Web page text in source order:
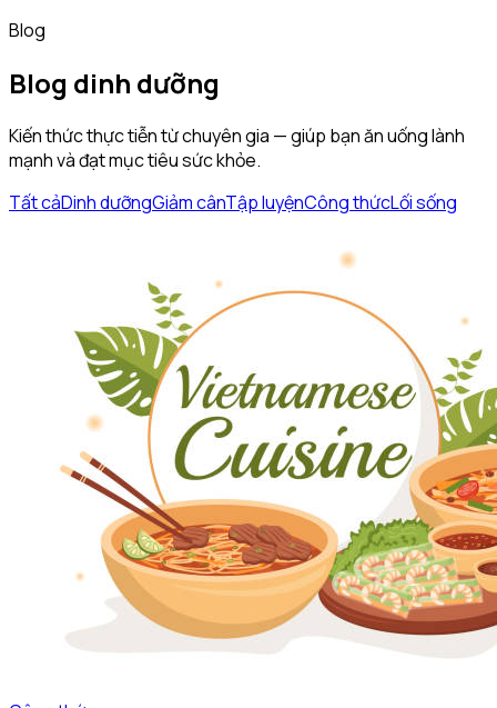
Blog
Blog dinh dưỡng
Kiến thức thực tiễn từ chuyên gia — giúp bạn ăn uống lành
mạnh và đạt mục tiêu sức khỏe.
Tất cảDinh dưỡngGiảm cânTập luyệnCông thứcLối sống